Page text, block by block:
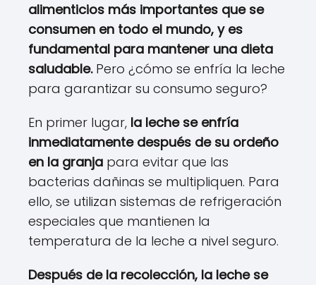
alimenticios más importantes que se
consumen en todo el mundo, y es
fundamental para mantener una dieta
saludable.Pero ¿cómo se enfría la leche
para garantizar su consumo seguro?
En primer lugar, la leche se enfría
inmediatamente después de su ordeño
en la granja para evitar que las
bacterias dañinas se multipliquen. Para
ello, se utilizan sistemas de refrigeración
especiales que mantienen la
temperatura de la leche a nivel seguro.
Después de la recolección, la leche se